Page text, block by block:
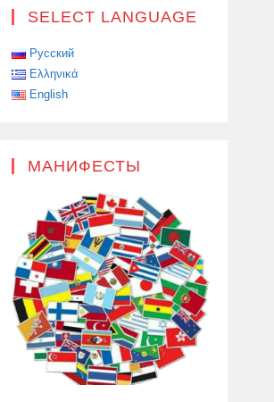
SELECT LANGUAGE
Русский
Ελληνικά
English
МАНИФЕСТЫ